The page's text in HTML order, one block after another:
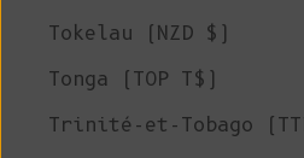
Tokelau (NZD $)
Tonga (TOP T$)
Trinité-et-Tobago